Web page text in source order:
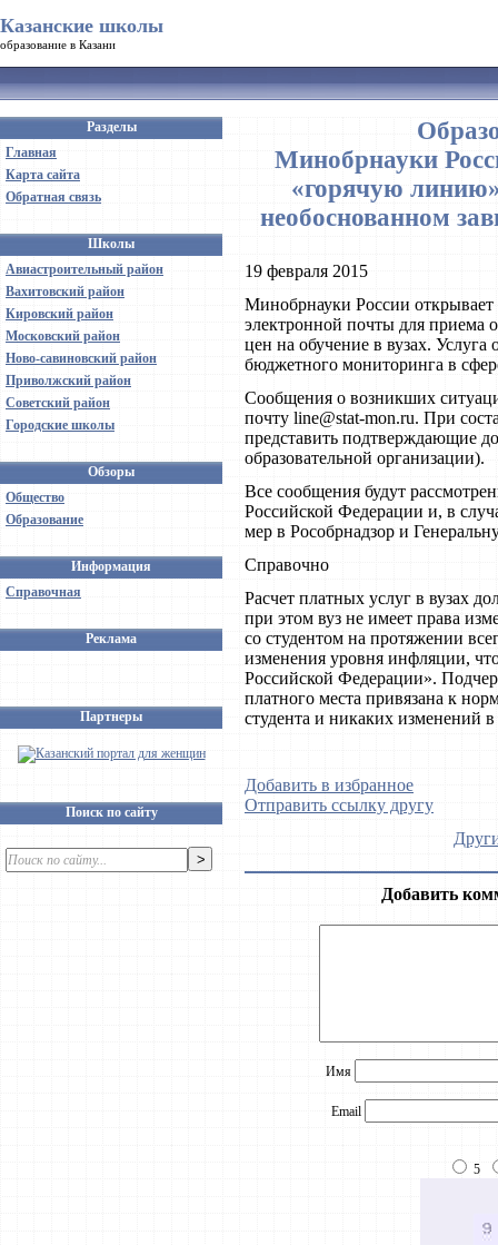
Казанские школы
образование в Казани
Разделы
Главная
Карта сайта
Обратная связь
Школы
Авиастроительный район
Вахитовский район
Кировский район
Московский район
Ново-савиновский район
Приволжский район
Советский район
Городские школы
Обзоры
Общество
Образование
Информация
Справочная
Реклама
Партнеры
Поиск по сайту
Минобрнауки
«горячую
необоснованном
19 февраля 2015
Минобрнауки России
электронной почты для
цен на обучение в вузах.
бюджетного мониторинга в
Сообщения о возникших
почту line@stat-mon.ru. При
представить подтверждающие
образовательной организации).
Все сообщения будут
Российской Федерации и, в
мер в Рособрнадзор и
Справочно
Расчет платных услуг в вузах
при этом вуз не имеет права
со студентом на протяжении
изменения уровня инфляции,
Российской Федерации».
платного места привязана к
студента и никаких изменений
Добавить в избранное
Отправить ссылку другу
Добавить
Имя
Email
5